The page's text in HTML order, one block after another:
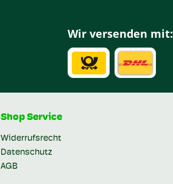
Wir versenden mit:
Shop Service
Widerrufsrecht
Datenschutz
AGB